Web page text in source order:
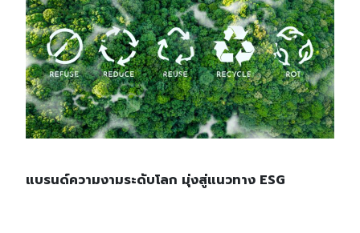
แบรนด์ความงามระดับโลก มุ่งสู่แนวทาง ESG